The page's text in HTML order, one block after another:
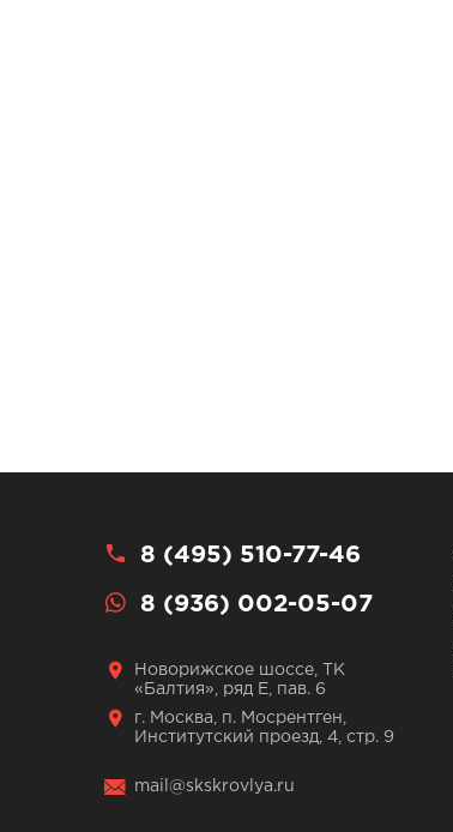
8 (495) 510-77-46
8 (936) 002-05-07
Новорижское шоссе, ТК
«Балтия», ряд Е, пав. 6
г. Москва, п. Мосрентген,
Институтский проезд, 4, стр. 9
mail@skskrovlya.ru